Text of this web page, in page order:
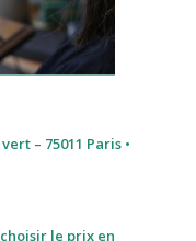
– 75011 Paris •
le prix en